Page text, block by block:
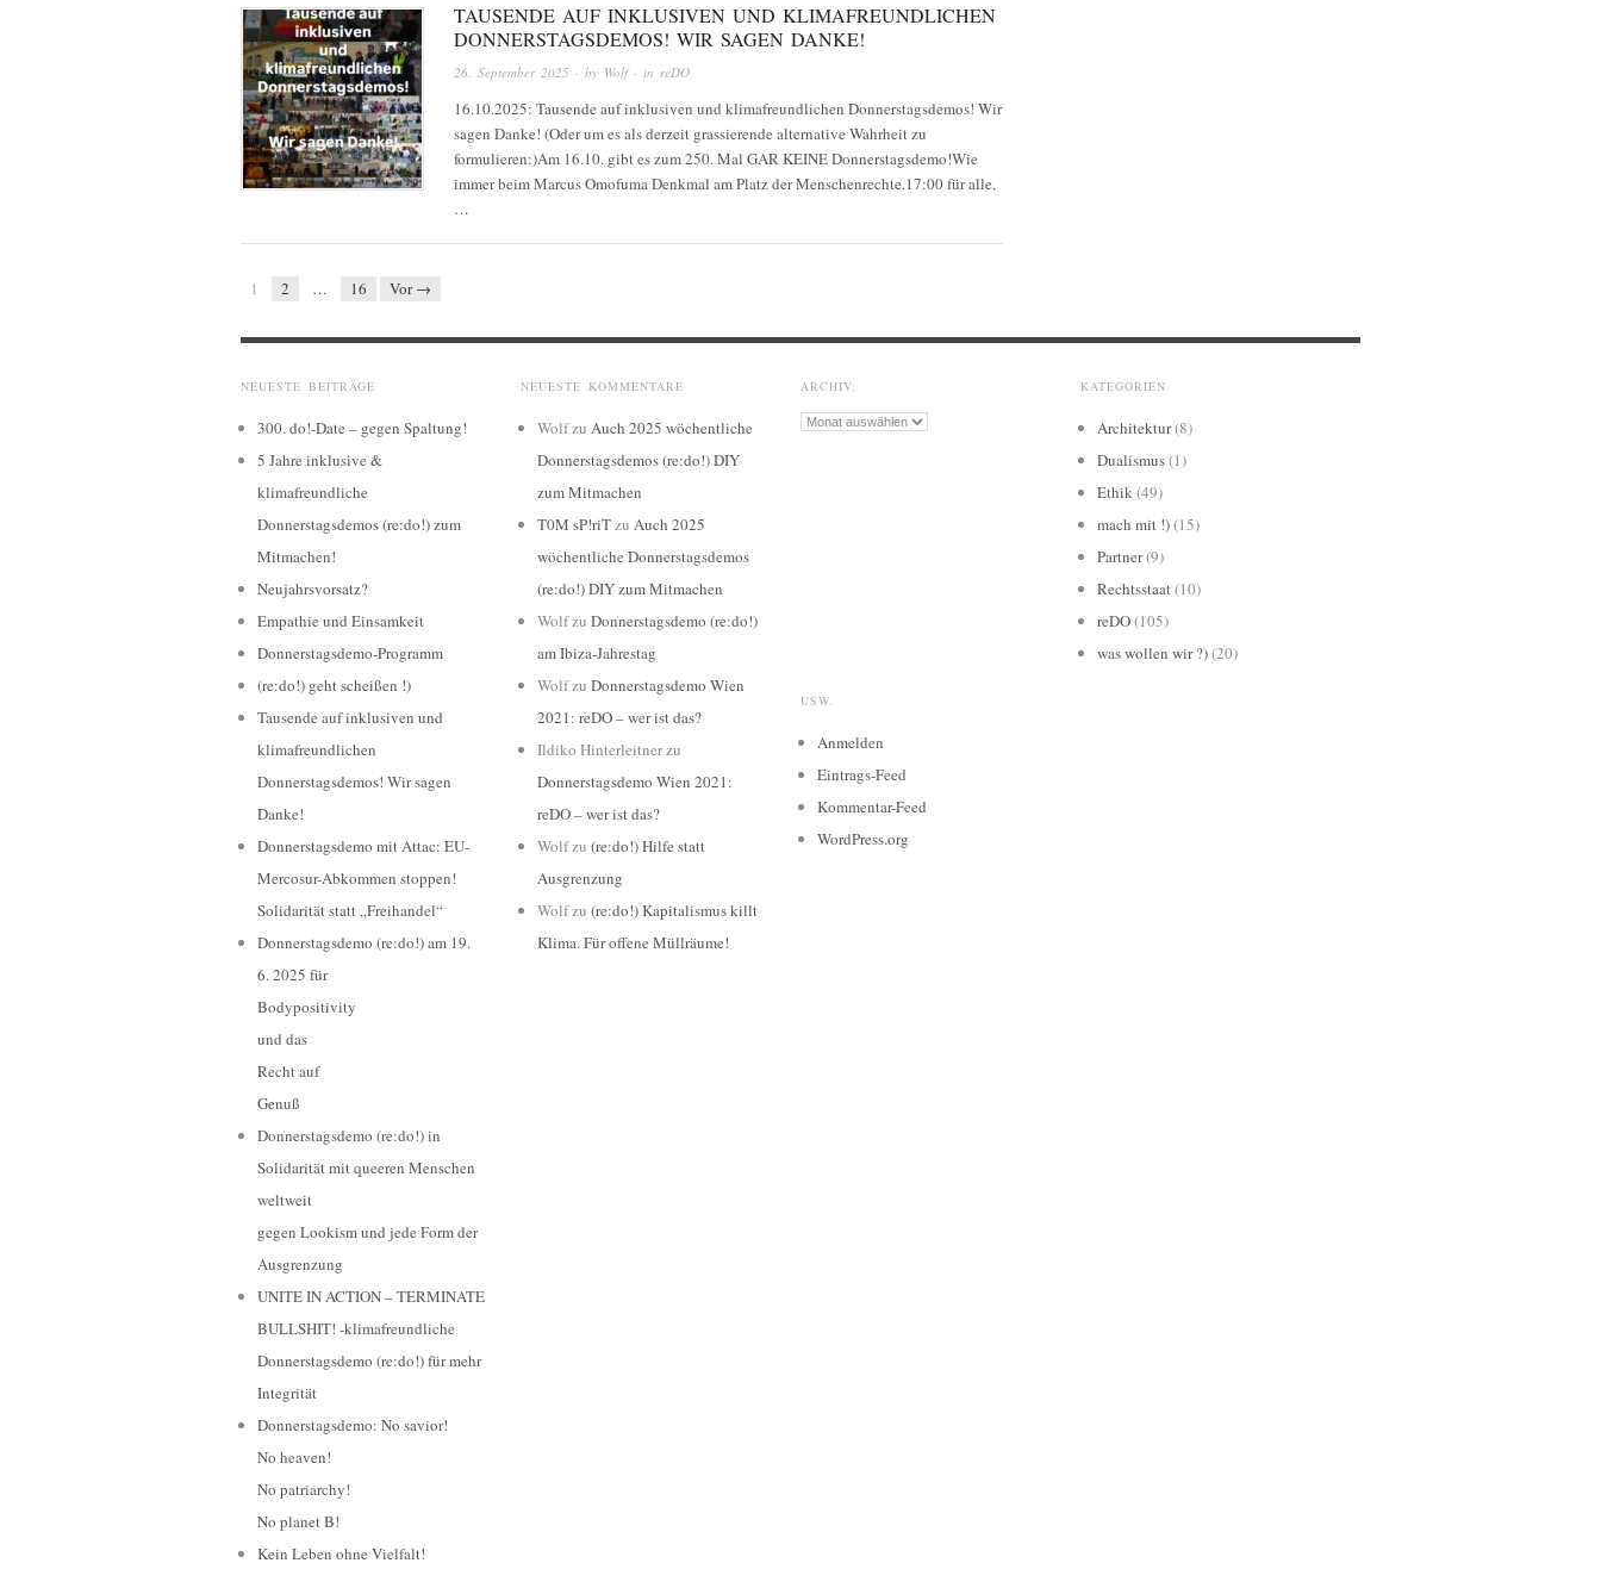
TAUSENDE AUF INKLUSIVEN UND KLIMAFREUNDLICHEN
DONNERSTAGSDEMOS! WIR SAGEN DANKE!
26. September 2025 · by Wolf· in reDO
16.10.2025: Tausende auf inklusiven und klimafreundlichen Donnerstagsdemos! Wir
sagen Danke! (Oder um es als derzeit grassierende alternative Wahrheit zu
formulieren:)Am 16.10. gibt es zum 250. Mal GAR KEINE Donnerstagsdemo!Wie
immer beim Marcus Omofuma Denkmal am Platz der Menschenrechte.17:00 für alle,
…
1 2 … 16 Vor →
NEUESTE BEITRÄGE
300. do!-Date – gegen Spaltung!
5 Jahre inklusive &
klimafreundliche
Donnerstagsdemos (re:do!) zum
Mitmachen!
Neujahrsvorsatz?
Empathie und Einsamkeit
Donnerstagsdemo-Programm
(re:do!) geht scheißen !)
Tausende auf inklusiven und
klimafreundlichen
Donnerstagsdemos! Wir sagen
Danke!
Donnerstagsdemo mit Attac: EU-
Mercosur-Abkommen stoppen!
Solidarität statt „Freihandel“
Donnerstagsdemo (re:do!) am 19.
6. 2025 für
Bodypositivity
und das
Recht auf
Genuß
Donnerstagsdemo (re:do!) in
Solidarität mit queeren Menschen
weltweit
gegen Lookism und jede Form der
Ausgrenzung
UNITE IN ACTION – TERMINATE
BULLSHIT! -klimafreundliche
Donnerstagsdemo (re:do!) für mehr
Integrität
Donnerstagsdemo: No savior!
No heaven!
No patriarchy!
No planet B!
Kein Leben ohne Vielfalt!
NEUESTE KOMMENTARE
Wolfzu Auch 2025 wöchentliche
Donnerstagsdemos (re:do!) DIY
zum Mitmachen
T0M sP!riTzu Auch 2025
wöchentliche Donnerstagsdemos
(re:do!) DIY zum Mitmachen
Wolfzu Donnerstagsdemo (re:do!)
am Ibiza-Jahrestag
Wolfzu Donnerstagsdemo Wien
2021: reDO – wer ist das?
Ildiko Hinterleitnerzu
Donnerstagsdemo Wien 2021:
reDO – wer ist das?
Wolfzu (re:do!) Hilfe statt
Ausgrenzung
Wolfzu (re:do!) Kapitalismus killt
Klima. Für offene Müllräume!
ARCHIV:
Archiv:
KATEGORIEN
Architektur(8)
Dualismus(1)
Ethik(49)
mach mit !)(15)
Partner(9)
Rechtsstaat(10)
reDO(105)
was wollen wir ?)(20)
USW.
Anmelden
Eintrags-Feed
Kommentar-Feed
WordPress.org